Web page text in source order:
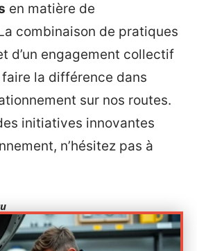
en matière de
combinaison de pratiques
d’un engagement collectif
la différence dans
sur nos routes.
initiatives innovantes
n’hésitez pas à